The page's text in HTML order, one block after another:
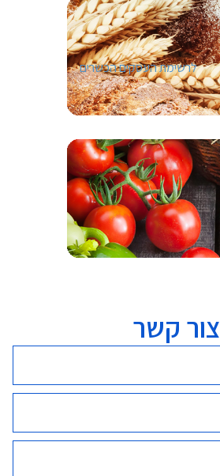
לרשימת העסקים הכשרים
צור קשר